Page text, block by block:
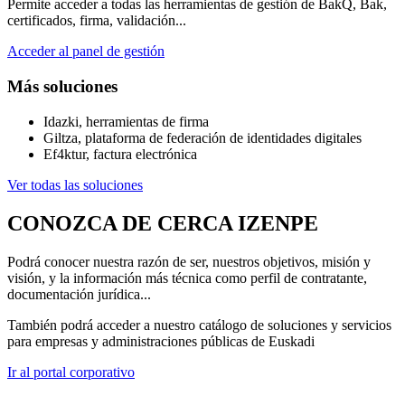
Permite acceder a todas las herramientas de gestión de BakQ, Bak,
certificados, firma, validación...
Acceder al panel de gestión
Más soluciones
Idazki, herramientas de firma
Giltza, plataforma de federación de identidades digitales
Ef4ktur, factura electrónica
Ver todas las soluciones
CONOZCA DE CERCA IZENPE
Podrá conocer nuestra razón de ser, nuestros objetivos, misión y
visión, y la información más técnica como perfil de contratante,
documentación jurídica...
También podrá acceder a nuestro catálogo de soluciones y servicios
para empresas y administraciones públicas de Euskadi
Ir al portal corporativo